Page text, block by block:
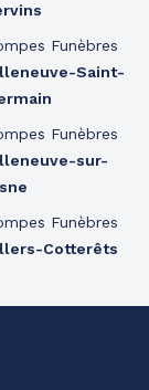
Funèbres
Saint-
Funèbres
sur-
Funèbres
Cotterêts